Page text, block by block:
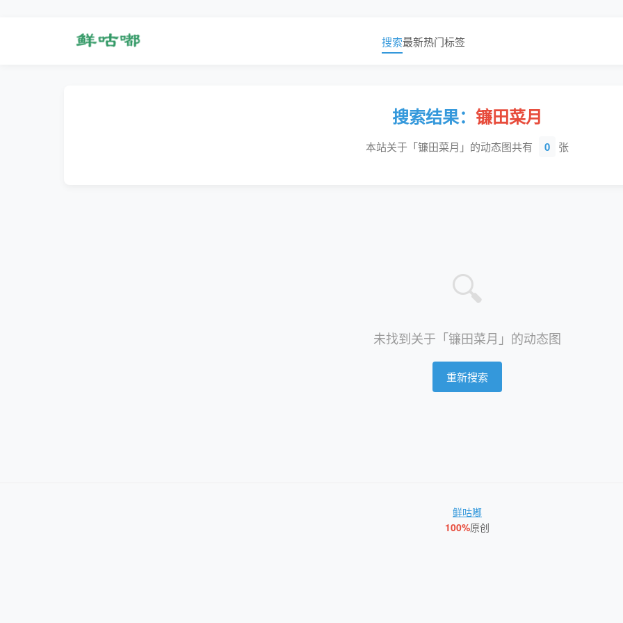
搜索最新热门标签
搜索结果： 镰田菜月
本站关于「镰田菜月」的动态图共有 0 张
🔍
未找到关于「镰田菜月」的动态图
重新搜索
鲜咕嘟
100%原创